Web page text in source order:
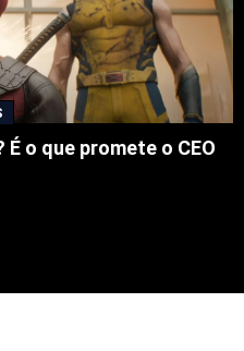
o que promete o CEO